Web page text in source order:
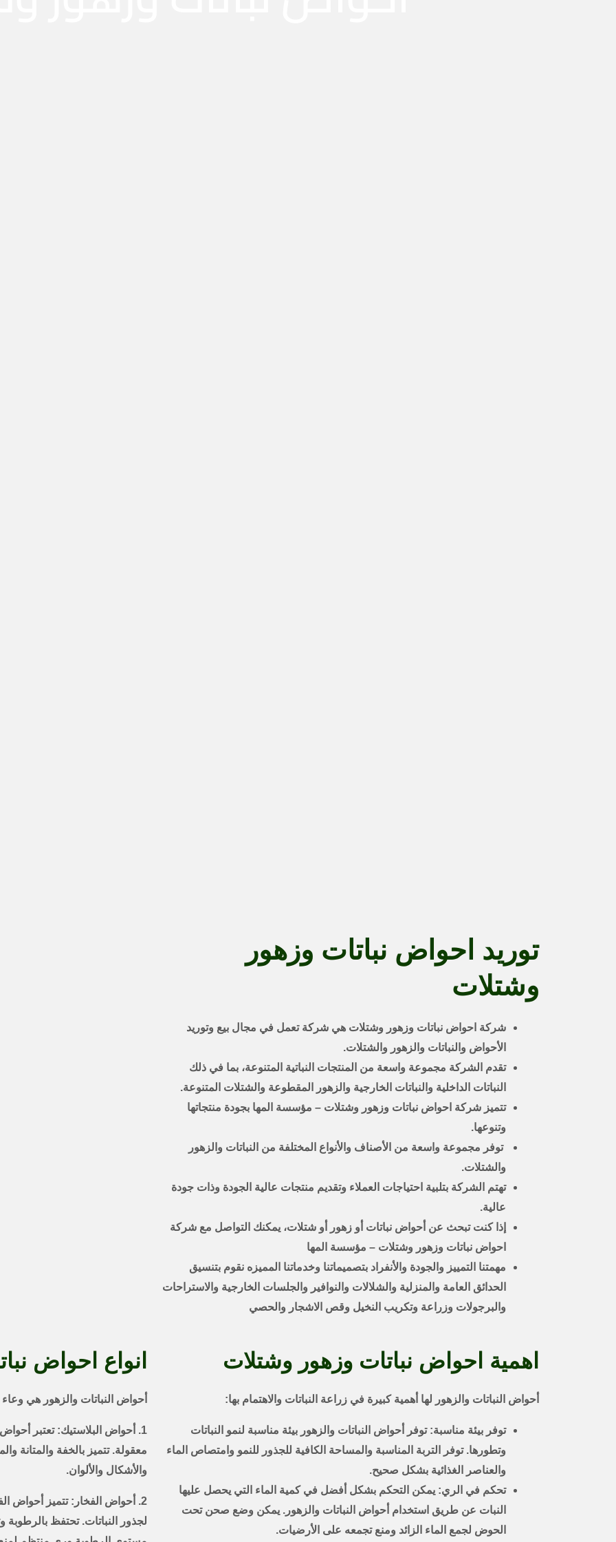
توريد احواض نباتات وزهور
وشتلات
شركة احواض نباتات وزهور وشتلات هي شركة تعمل في مجال بيع وتوريد
الأحواض والنباتات والزهور والشتلات.
تقدم الشركة مجموعة واسعة من المنتجات النباتية المتنوعة، بما في ذلك
النباتات الداخلية والنباتات الخارجية والزهور المقطوعة والشتلات المتنوعة.
تتميز شركة احواض نباتات وزهور وشتلات – مؤسسة المها بجودة منتجاتها
وتنوعها.
توفر مجموعة واسعة من الأصناف والأنواع المختلفة من النباتات والزهور
والشتلات.
تهتم الشركة بتلبية احتياجات العملاء وتقديم منتجات عالية الجودة وذات جودة
عالية.
إذا كنت تبحث عن أحواض نباتات أو زهور أو شتلات، يمكنك التواصل مع شركة
احواض نباتات وزهور وشتلات – مؤسسة المها
مهمتنا التمييز والجودة والأنفراد بتصميماتنا وخدماتنا المميزه نقوم بتنسيق
الحدائق العامة والمنزلية والشلالات والنوافير والجلسات الخارجية والاستراحات
والبرجولات وزراعة وتكريب النخيل وقص الاشجار والحصي
اهمية احواض نباتات وزهور وشتلات
أحواض النباتات والزهور لها أهمية كبيرة في زراعة النباتات والاهتمام بها:
توفر بيئة مناسبة: توفر أحواض النباتات والزهور بيئة مناسبة لنمو النباتات
وتطورها. توفر التربة المناسبة والمساحة الكافية للجذور للنمو وامتصاص الماء
والعناصر الغذائية بشكل صحيح.
تحكم في الري: يمكن التحكم بشكل أفضل في كمية الماء التي يحصل عليها
النبات عن طريق استخدام أحواض النباتات والزهور. يمكن وضع صحن تحت
الحوض لجمع الماء الزائد ومنع تجمعه على الأرضيات.
انواع احواض
أحواض النباتات والزهور هي وعاء
1. أحواض البلاستيك: تعتبر
معقولة. تتميز بالخفة والمتانة
والأشكال والألوان.
2. أحواض الفخار: تتميز أحواض
لجذور النباتات. تحتفظ بالرطوبة